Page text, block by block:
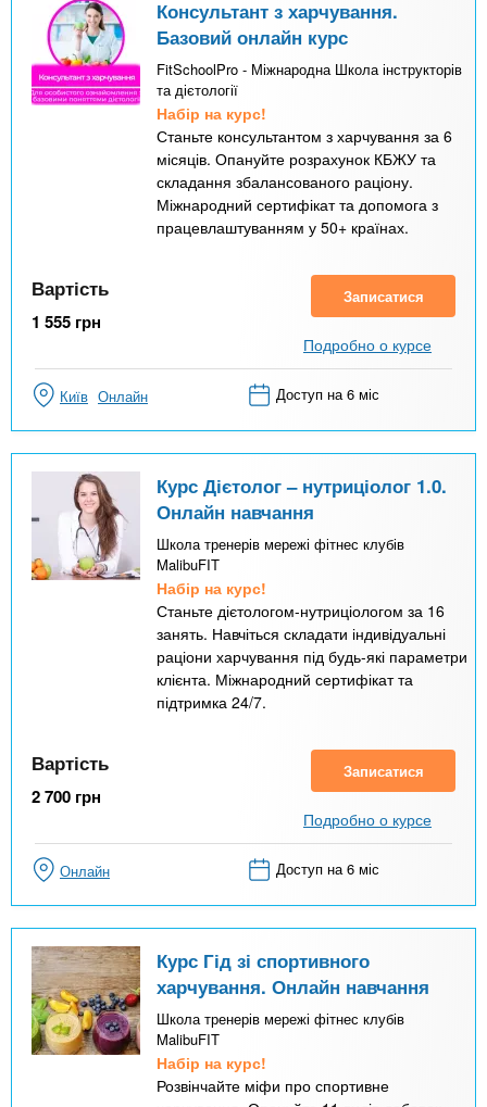
Консультант з харчування.
Базовий онлайн курс
FitSchoolPro - Міжнародна Школа інструкторів
та дієтології
Набір на курс!
Станьте консультантом з харчування за 6
місяців. Опануйте розрахунок КБЖУ та
складання збалансованого раціону.
Міжнародний сертифікат та допомога з
працевлаштуванням у 50+ країнах.
Вартість
1 555 грн
Записатися
Подробно о курсе
Київ Онлайн Доступ на 6 міс
Курс Дієтолог – нутриціолог 1.0.
Онлайн навчання
Школа тренерів мережі фітнес клубів
MalibuFIT
Набір на курс!
Станьте дієтологом-нутриціологом за 16
занять. Навчіться складати індивідуальні
раціони харчування під будь-які параметри
клієнта. Міжнародний сертифікат та
підтримка 24/7.
Вартість
2 700 грн
Записатися
Подробно о курсе
Онлайн Доступ на 6 міс
Курс Гід зі спортивного
харчування. Онлайн навчання
Школа тренерів мережі фітнес клубів
MalibuFIT
Набір на курс!
Розвінчайте міфи про спортивне